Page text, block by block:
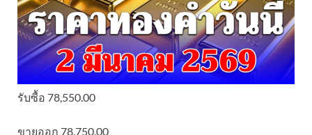
รับซื้อ 78,550.00
ขายออก 78,750.00